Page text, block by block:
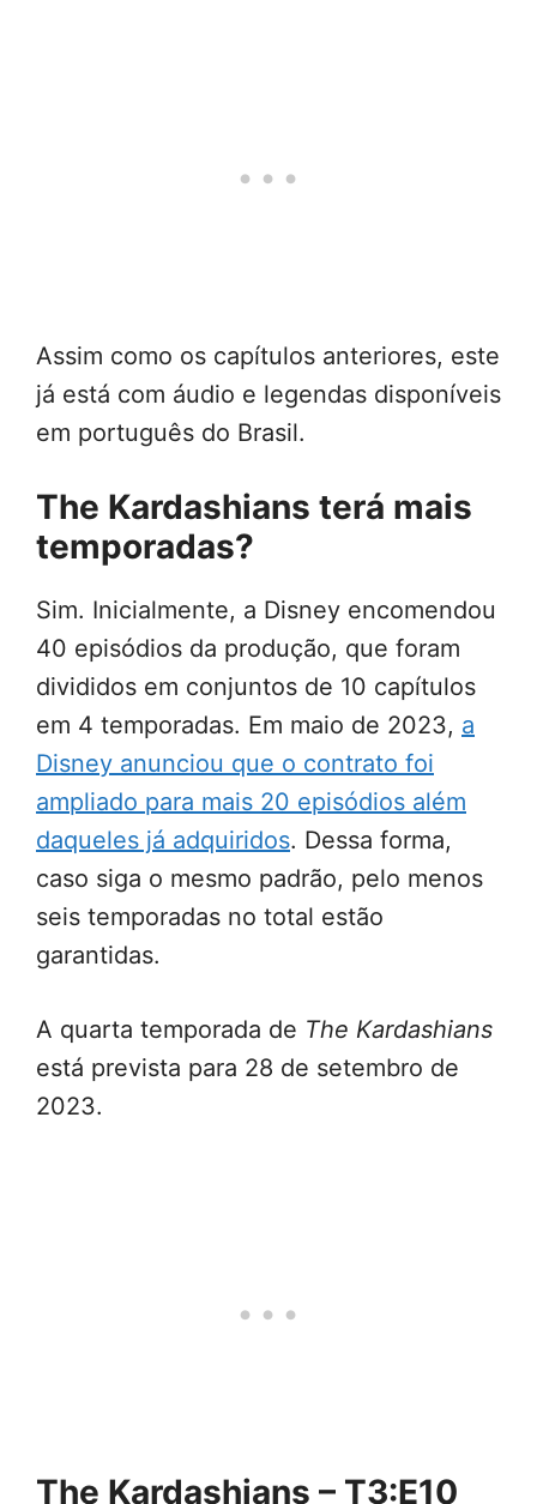
Assim como os capítulos anteriores, este
já está com áudio e legendas disponíveis
em português do Brasil.
The Kardashians terá mais
temporadas?
Sim. Inicialmente, a Disney encomendou
40 episódios da produção, que foram
divididos em conjuntos de 10 capítulos
em 4 temporadas. Em maio de 2023, a
Disney anunciou que o contrato foi
ampliado para mais 20 episódios além
daqueles já adquiridos. Dessa forma,
caso siga o mesmo padrão, pelo menos
seis temporadas no total estão
garantidas.
A quarta temporada de The Kardashians
está prevista para 28 de setembro de
2023.
The Kardashians – T3:E10